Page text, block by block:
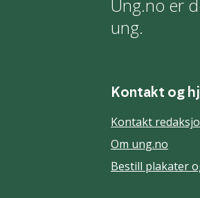
Ung.no er
ung.
Kontakt og
Kontakt
Om ung.no
Bestill plakater